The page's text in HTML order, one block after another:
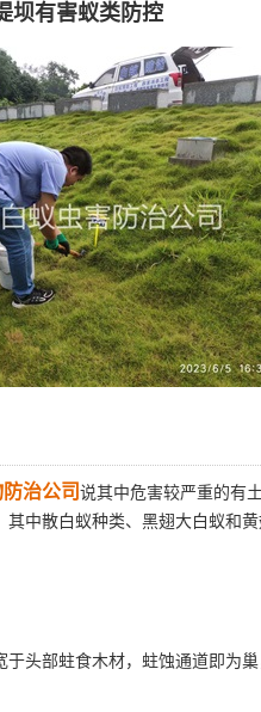
坝有害蚁类防控
治公司说其中危害较严重的有
中散白蚁种类、黑翅大白蚁和黄
头部蛀食木材，蛀蚀通道即为